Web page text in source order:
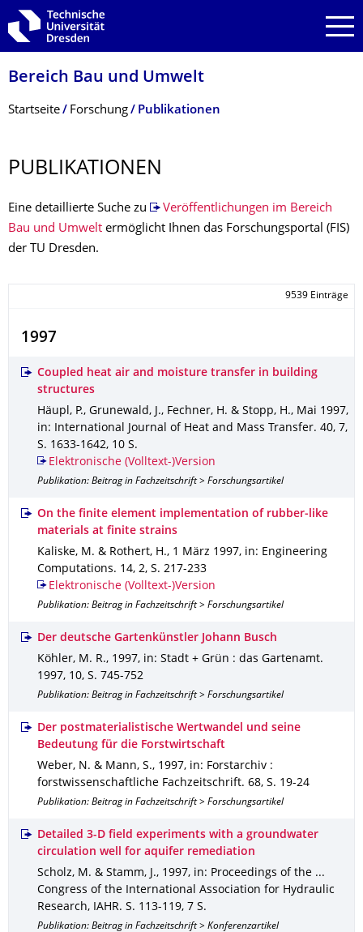
Zur Hauptnavigation springen
Zur Suche springen
Zum Inhalt springen
Bereich Bau und Umwelt
Breadcrumb-Menü
Startseite Forschung Publikationen
PUBLIKATIONEN
Eine detaillierte Suche zu
Veröffentlichungen im Bereich
Bau und Umwelt ermöglicht Ihnen das Forschungsportal (FIS)
der TU Dresden.
9539 Einträge
1997
Coupled heat air and moisture transfer in building
structures
Häupl, P., Grunewald, J., Fechner, H. & Stopp, H., Mai 1997,
in: International Journal of Heat and Mass Transfer. 40, 7,
S. 1633-1642, 10 S.
Elektronische (Volltext-)Version
Publikation: Beitrag in Fachzeitschrift > Forschungsartikel
On the finite element implementation of rubber‐like
materials at finite strains
Kaliske, M. & Rothert, H., 1 März 1997, in: Engineering
Computations. 14, 2, S. 217-233
Elektronische (Volltext-)Version
Publikation: Beitrag in Fachzeitschrift > Forschungsartikel
Der deutsche Gartenkünstler Johann Busch
Köhler, M. R., 1997, in: Stadt + Grün : das Gartenamt.
1997, 10, S. 745-752
Publikation: Beitrag in Fachzeitschrift > Forschungsartikel
Der postmaterialistische Wertwandel und seine
Bedeutung für die Forstwirtschaft
Weber, N. & Mann, S., 1997, in: Forstarchiv :
forstwissenschaftliche Fachzeitschrift. 68, S. 19-24
Publikation: Beitrag in Fachzeitschrift > Forschungsartikel
Detailed 3-D field experiments with a groundwater
circulation well for aquifer remediation
Scholz, M. & Stamm, J., 1997, in: Proceedings of the ...
Congress of the International Association for Hydraulic
Research, IAHR. S. 113-119, 7 S.
Publikation: Beitrag in Fachzeitschrift > Konferenzartikel